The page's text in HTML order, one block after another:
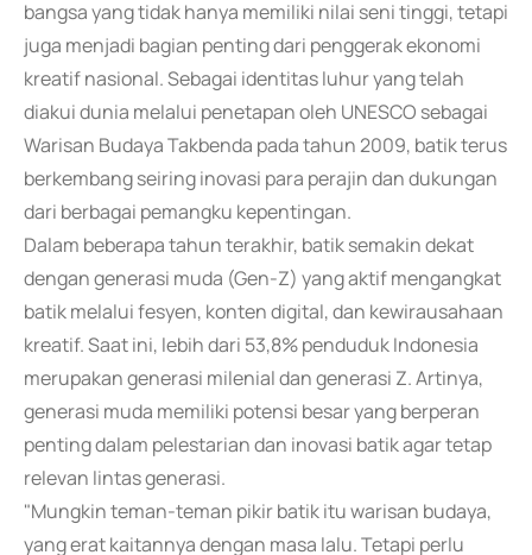
bangsa yang tidak hanya memiliki nilai seni tinggi, tetapi
juga menjadi bagian penting dari penggerak ekonomi
kreatif nasional. Sebagai identitas luhur yang telah
diakui dunia melalui penetapan oleh UNESCO sebagai
Warisan Budaya Takbenda pada tahun 2009, batik terus
berkembang seiring inovasi para perajin dan dukungan
dari berbagai pemangku kepentingan.
Dalam beberapa tahun terakhir, batik semakin dekat
dengan generasi muda (Gen-Z) yang aktif mengangkat
batik melalui fesyen, konten digital, dan kewirausahaan
kreatif. Saat ini, lebih dari 53,8% penduduk Indonesia
merupakan generasi milenial dan generasi Z. Artinya,
generasi muda memiliki potensi besar yang berperan
penting dalam pelestarian dan inovasi batik agar tetap
relevan lintas generasi.
"Mungkin teman-teman pikir batik itu warisan budaya,
yang erat kaitannya dengan masa lalu. Tetapi perlu